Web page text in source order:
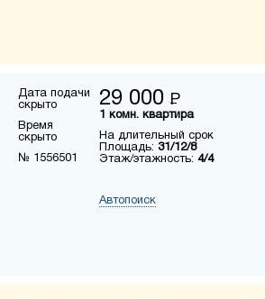
Дата подачи
скрыто
Время
скрыто
№ 1556501
29 000 Р
1 комн. квартира
На длительный срок
Площадь: 31/12/8
Этаж/этажность: 4/4
Автопоиск